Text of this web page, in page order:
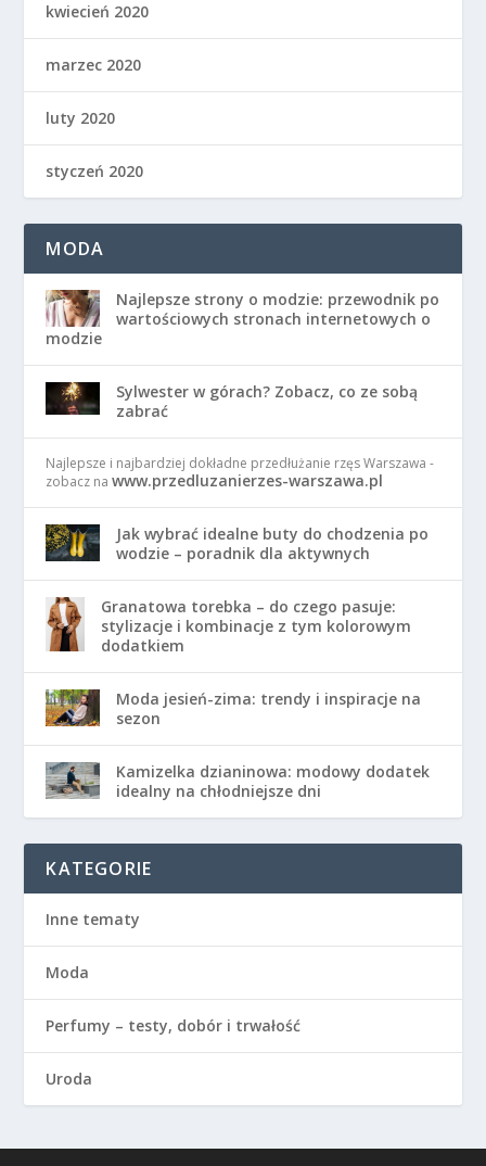
kwiecień 2020
marzec 2020
luty 2020
styczeń 2020
MODA
Najlepsze strony o modzie: przewodnik po
wartościowych stronach internetowych o
modzie
Sylwester w górach? Zobacz, co ze sobą
zabrać
Najlepsze i najbardziej dokładne przedłużanie rzęs Warszawa -
zobacz nawww.przedluzanierzes-warszawa.pl
Jak wybrać idealne buty do chodzenia po
wodzie – poradnik dla aktywnych
Granatowa torebka – do czego pasuje:
stylizacje i kombinacje z tym kolorowym
dodatkiem
Moda jesień-zima: trendy i inspiracje na
sezon
Kamizelka dzianinowa: modowy dodatek
idealny na chłodniejsze dni
KATEGORIE
Inne tematy
Moda
Perfumy – testy, dobór i trwałość
Uroda